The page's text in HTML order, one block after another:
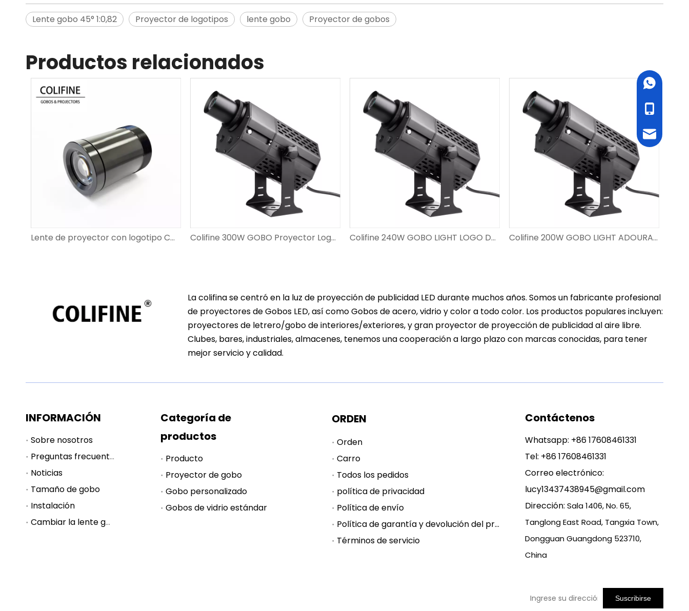
Lente gobo 45° 1:0,82 Proyector de logotipos lente gobo Proyector de gobos
Productos relacionados
Lente de proyector con logotipo COLIFINE Gobo 47° 1:1 Colifine 300W GOBO Proyector Logotipo personalizado Big Watts Proyecting Images Outdoor para anuncio en la pared DS-FS-300 Colifine 240W GOBO LIGHT LOGO DE LOGO PARA PUBLICIDAD SPELLITH CON LOGO LOGO VATAJE A LA VATIA Resolución Proyector de imagen DS-FS-240 Colifine 200W GOBO LIGHT ADOURADOR PUNTISO DE PUNTISO ILUMINACIÓN Custom GoBo para eventos de boda DS-FS-200
La colifina se centró en la luz de proyección de publicidad LED durante muchos años. Somos un fabricante profesional
de proyectores de Gobos LED, así como Gobos de acero, vidrio y color a todo color. Los productos populares incluyen:
proyectores de letrero/gobo de interiores/exteriores, y gran proyector de proyección de publicidad al aire libre.
Clubes, bares, industriales, almacenes, tenemos una cooperación a largo plazo con marcas conocidas, para tener
mejor servicio y calidad.
WhatsApp
Email
INFORMACIÓN
Sobre nosotros
Preguntas frecuentes
Noticias
Tamaño de gobo
Instalación
Cambiar la lente gobo
Categoría de
productos
Producto
Proyector de gobo
Gobo personalizado
Gobos de vidrio estándar
ORDEN
Orden
Carro
Todos los pedidos
política de privacidad
Política de envío
Política de garantía y devolución del producto
Términos de servicio
Contáctenos
Whatsapp: +86 17608461331
Tel: +86 17608461331
Correo electrónico:
lucy13437438945@gmail.com
Dirección:Sala 1406, No. 65,
Tanglong East Road, Tangxia Town,
Dongguan Guangdong 523710,
China
Suscribirse